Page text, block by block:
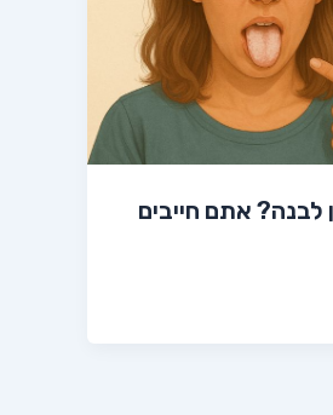
לבנה? אתם חייבים